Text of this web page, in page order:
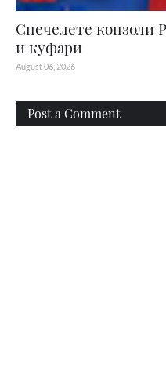
Спечелете конзоли
и куфари
August 06, 2026
Post a Comment